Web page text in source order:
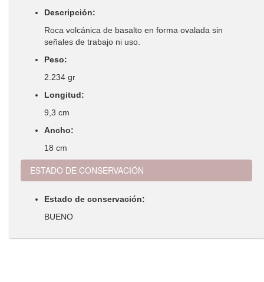
Descripción:
Roca volcánica de basalto en forma ovalada sin
señales de trabajo ni uso.
Peso:
2.234 gr
Longitud:
9,3 cm
Ancho:
18 cm
ESTADO DE CONSERVACIÓN
Estado de conservación:
BUENO